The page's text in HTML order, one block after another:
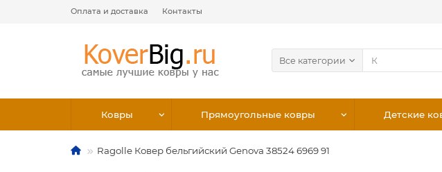
Оплата и доставка Контакты
Все категории
Ковры Прямоугольные ковры Детские
Ragolle Ковер бельгийский Genova 38524 6969 91